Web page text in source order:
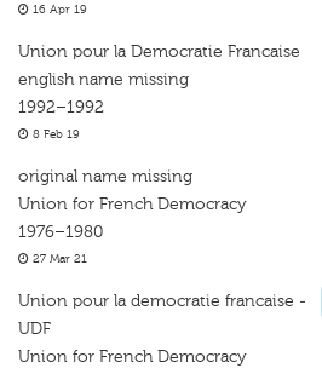
16 Apr 19
Union pour la Democratie Francaise
english name missing
1992–1992
8 Feb 19
original name missing
Union for French Democracy
1976–1980
27 Mar 21
Union pour la democratie francaise -
UDF
Union for French Democracy